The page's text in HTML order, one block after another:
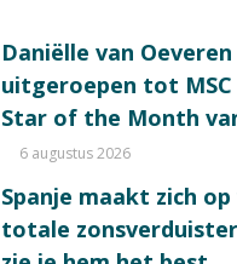
Daniëlle van Oeveren
uitgeroepen tot MSC
Star of the Month
6 augustus 2026
Spanje maakt zich
totale